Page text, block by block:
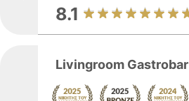
8.1
Livingroom Gastrobar